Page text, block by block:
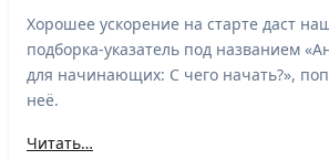
Хорошее ускорение на старте даст
подборка-указатель под названием
для начинающих: С чего начать?»,
неё.
Читать…